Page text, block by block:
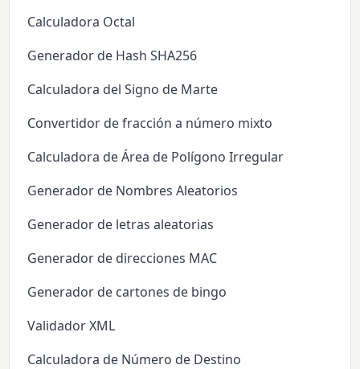
Calculadora Octal
Generador de Hash SHA256
Calculadora del Signo de Marte
Convertidor de fracción a número mixto
Calculadora de Área de Polígono Irregular
Generador de Nombres Aleatorios
Generador de letras aleatorias
Generador de direcciones MAC
Generador de cartones de bingo
Validador XML
Calculadora de Número de Destino